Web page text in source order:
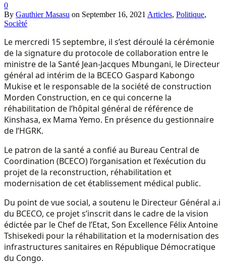
0
By Gauthier Masasu on September 16, 2021 Articles, Politique,
Socièté
Le mercredi 15 septembre, il s’est déroulé la cérémonie
de la signature du protocole de collaboration entre le
ministre de la Santé Jean-Jacques Mbungani, le Directeur
général ad intérim de la BCECO Gaspard Kabongo
Mukise et le responsable de la société de construction
Morden Construction, en ce qui concerne la
réhabilitation de l’hôpital général de référence de
Kinshasa, ex Mama Yemo. En présence du gestionnaire
de l’HGRK.
Le patron de la santé a confié au Bureau Central de
Coordination (BCECO) l’organisation et l’exécution du
projet de la reconstruction, réhabilitation et
modernisation de cet établissement médical public.
Du point de vue social, a soutenu le Directeur Général a.i
du BCECO, ce projet s’inscrit dans le cadre de la vision
édictée par le Chef de l’Etat, Son Excellence Félix Antoine
Tshisekedi pour la réhabilitation et la modernisation des
infrastructures sanitaires en République Démocratique
du Congo.